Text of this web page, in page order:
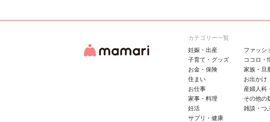
カテゴリー一覧
妊娠・出産
子育て・グッズ
お金・保険
住まい
お仕事
家事・料理
妊活
サプリ・健康
ファッシ
ココロ・
家族・旦
お出かけ
産婦人科
その他の
雑談・つ